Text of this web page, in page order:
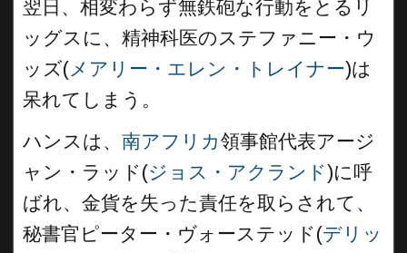
翌日、相変わらず無鉄砲な行動をとるリ
ッグスに、精神科医のステファニー・ウ
ッズ(メアリー・エレン・トレイナー)は
呆れてしまう。
ハンスは、 南アフリカ領事館代表アージ
ャン・ラッド(ジョス・アクランド)に呼
ばれ、金貨を失った責任を取らされて、
秘書官ピーター・ヴォーステッド(デリッ